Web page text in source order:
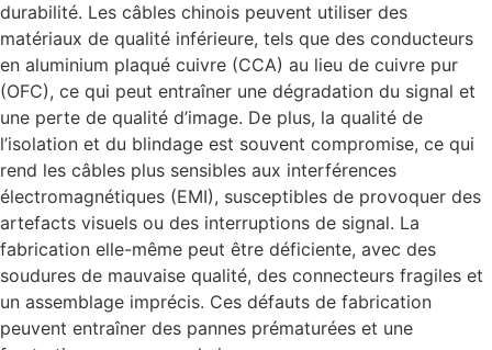
durabilité. Les câbles chinois peuvent utiliser des
matériaux de qualité inférieure, tels que des conducteurs
en aluminium plaqué cuivre (CCA) au lieu de cuivre pur
(OFC), ce qui peut entraîner une dégradation du signal et
une perte de qualité d’image. De plus, la qualité de
l’isolation et du blindage est souvent compromise, ce qui
rend les câbles plus sensibles aux interférences
électromagnétiques (EMI), susceptibles de provoquer des
artefacts visuels ou des interruptions de signal. La
fabrication elle-même peut être déficiente, avec des
soudures de mauvaise qualité, des connecteurs fragiles et
un assemblage imprécis. Ces défauts de fabrication
peuvent entraîner des pannes prématurées et une